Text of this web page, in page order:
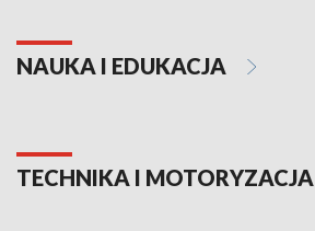
NAUKA I EDUKACJA
TECHNIKA I MOTORYZACJA